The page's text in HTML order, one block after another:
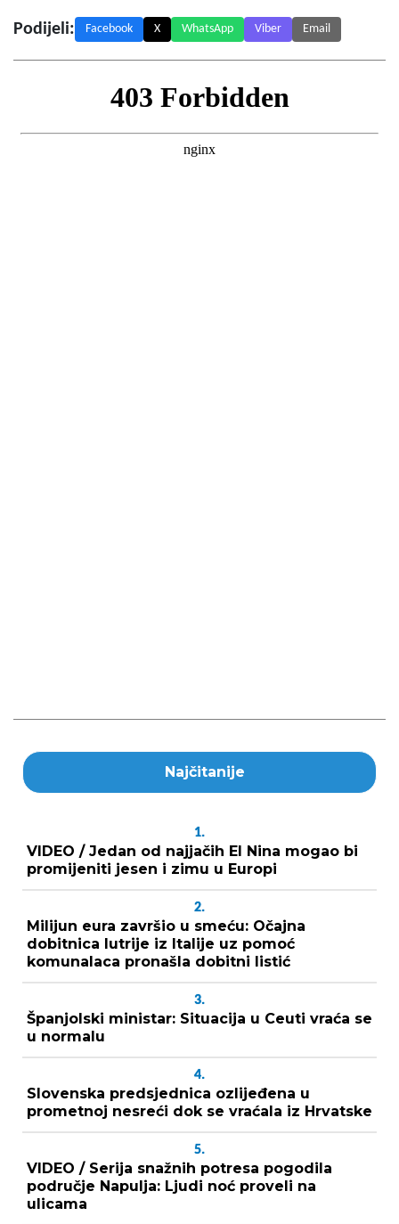
Podijeli: Facebook X WhatsApp Viber Email
Najčitanije
1.
VIDEO / Jedan od najjačih El Nina mogao bi
promijeniti jesen i zimu u Europi
2.
Milijun eura završio u smeću: Očajna
dobitnica lutrije iz Italije uz pomoć
komunalaca pronašla dobitni listić
3.
Španjolski ministar: Situacija u Ceuti vraća se
u normalu
4.
Slovenska predsjednica ozlijeđena u
prometnoj nesreći dok se vraćala iz Hrvatske
5.
VIDEO / Serija snažnih potresa pogodila
područje Napulja: Ljudi noć proveli na
ulicama